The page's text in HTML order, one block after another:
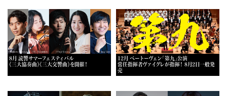
8月 読響サマーフェスティバル
《三大協奏曲》《三大交響曲》を開催！
12月 ベートーヴェン「第九」公演
常任指揮者ヴァイグレが指揮！ 8月2日一般発
売